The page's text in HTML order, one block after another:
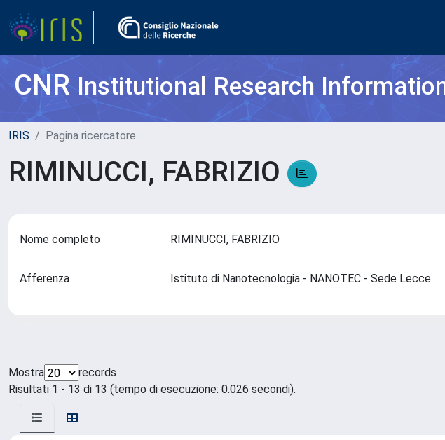
CNRInstitutional Research
IRIS Pagina ricercatore
RIMINUCCI, FABRIZIO
Nome completo RIMINUCCI, FABRIZIO
Afferenza Istituto di Nanotecnologia - NANOTEC - Sede Lecce
Mostra
records
Risultati 1 - 13 di 13 (tempo di esecuzione: 0.026 secondi).